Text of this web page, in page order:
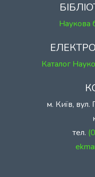
Наукова
Каталог
м. Київ, вул.
тел.